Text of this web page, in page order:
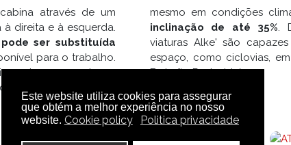
Este website utiliza cookies para assegurar
que obtém a melhor experiência no nosso
website. Cookie policy Politica privacidade
através de um
direita e à esquerda.
ser substituída
para o trabalho.
de vanguarda os
alta performance
mesmo em condições
inclinação de até 35%.
viaturas Alke' são
espaço, como ciclovias,
Emissão Reduzida).